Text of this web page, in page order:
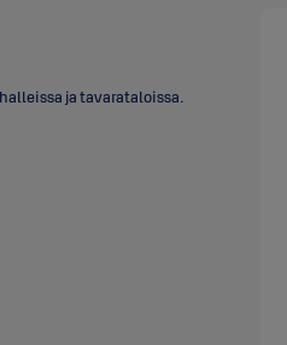
ja tavarataloissa.